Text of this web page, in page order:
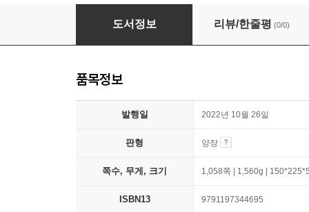
에덴회복의 관점에서 읽는 요한계시록 12-22
도서정보 리뷰/한줄평 (0/0)
품목정보
발행일 2022년 10월 26일
판형 양장
쪽수, 무게, 크기 1,058쪽 | 1,560g |
ISBN13 9791197344695